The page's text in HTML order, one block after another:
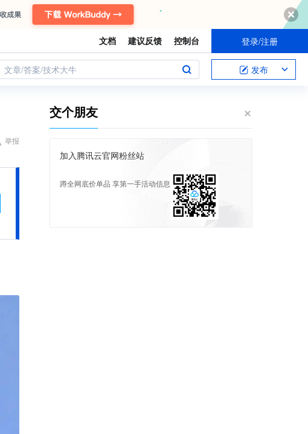
文档 建议反馈 控制台 登录/注册
文章/答案/技术大牛 发布
举报
交个朋友
加入腾讯云官网粉丝站
蹲全网底价单品 享第一手活动信息